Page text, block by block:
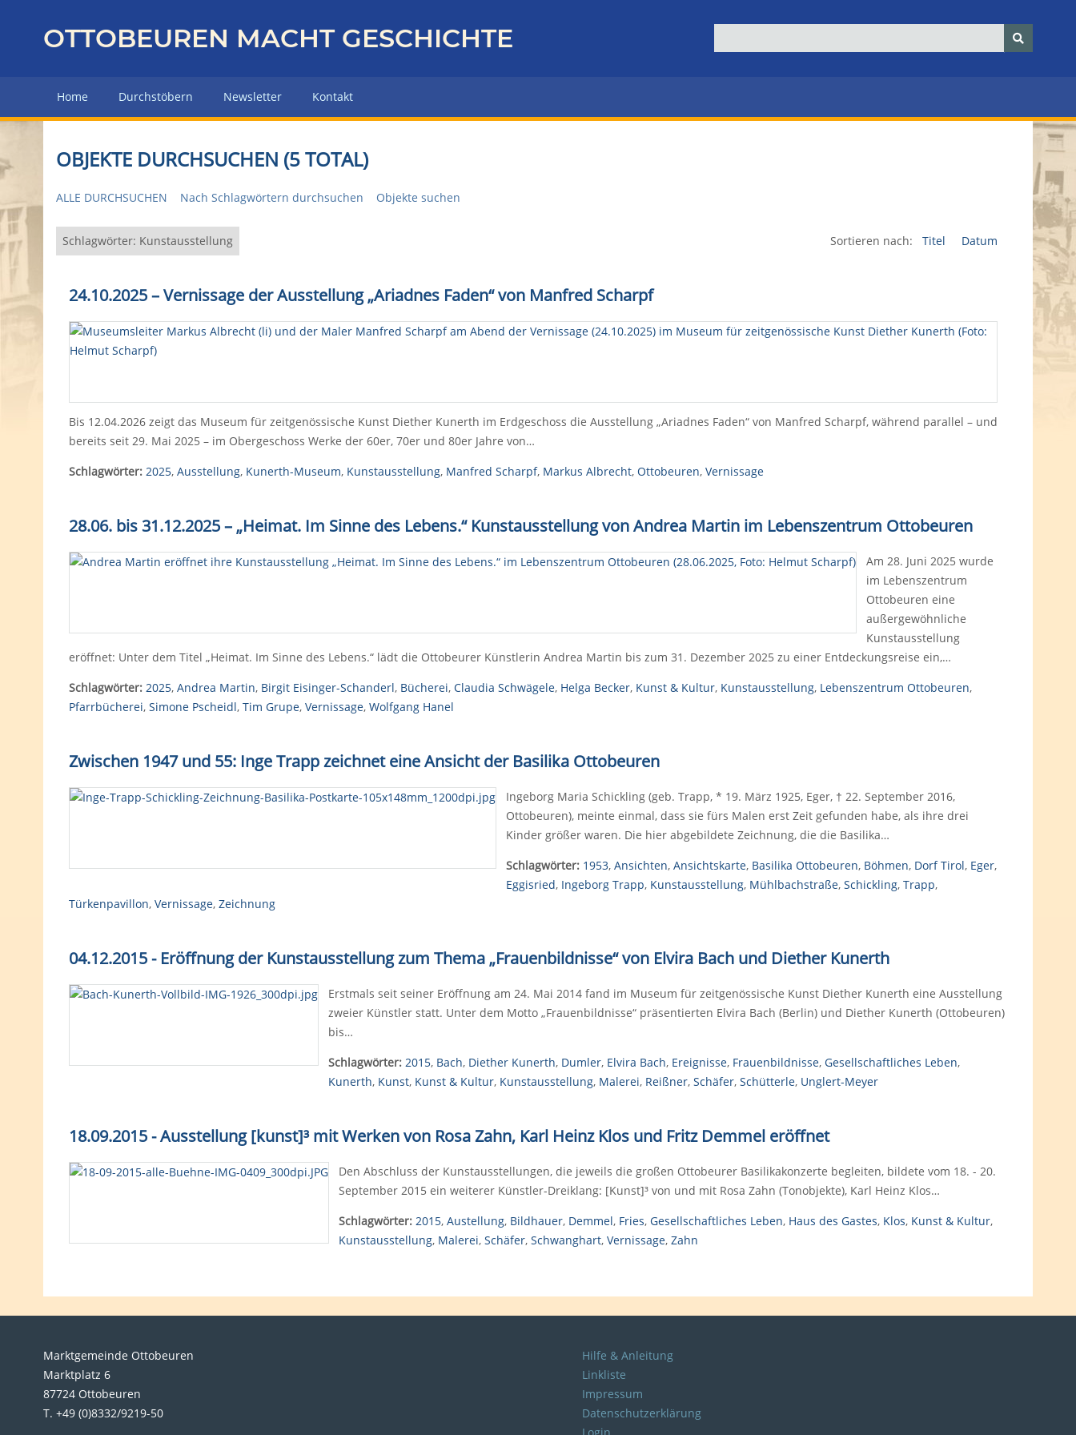
z
r
H
u
p
e
OTTOBEUREN MACHT GESCHICHTE
Home Durchstöbern Newsletter Kontakt
OBJEKTE DURCHSUCHEN (5 TOTAL)
ALLE DURCHSUCHEN Nach Schlagwörtern durchsuchen Objekte suchen
Schlagwörter: Kunstausstellung Sortieren nach: Titel Datum
24.10.2025 – Vernissage der Ausstellung „Ariadnes Faden“ von Manfred Scharpf
Bis 12.04.2026 zeigt das Museum für zeitgenössische Kunst Diether Kunerth im Erdgeschoss die Ausstellung „Ariadnes Faden“ von Manfred Scharpf, während parallel – und
bereits seit 29. Mai 2025 – im Obergeschoss Werke der 60er, 70er und 80er Jahre von…
Schlagwörter: 2025, Ausstellung, Kunerth-Museum, Kunstausstellung, Manfred Scharpf, Markus Albrecht, Ottobeuren, Vernissage
28.06. bis 31.12.2025 – „Heimat. Im Sinne des Lebens.“ Kunstausstellung von Andrea Martin im Lebenszentrum Ottobeuren
Am 28. Juni 2025 wurde
im Lebenszentrum
Ottobeuren eine
außergewöhnliche
Kunstausstellung
eröffnet: Unter dem Titel „Heimat. Im Sinne des Lebens.“ lädt die Ottobeurer Künstlerin Andrea Martin bis zum 31. Dezember 2025 zu einer Entdeckungsreise ein,…
Schlagwörter: 2025, Andrea Martin, Birgit Eisinger-Schanderl, Bücherei, Claudia Schwägele, Helga Becker, Kunst & Kultur, Kunstausstellung, Lebenszentrum Ottobeuren,
Pfarrbücherei, Simone Pscheidl, Tim Grupe, Vernissage, Wolfgang Hanel
Zwischen 1947 und 55: Inge Trapp zeichnet eine Ansicht der Basilika Ottobeuren
Ingeborg Maria Schickling (geb. Trapp, * 19. März 1925, Eger, † 22. September 2016,
Ottobeuren), meinte einmal, dass sie fürs Malen erst Zeit gefunden habe, als ihre drei
Kinder größer waren. Die hier abgebildete Zeichnung, die die Basilika…
Schlagwörter: 1953, Ansichten, Ansichtskarte, Basilika Ottobeuren, Böhmen, Dorf Tirol, Eger,
Eggisried, Ingeborg Trapp, Kunstausstellung, Mühlbachstraße, Schickling, Trapp,
Türkenpavillon, Vernissage, Zeichnung
04.12.2015 - Eröffnung der Kunstausstellung zum Thema „Frauenbildnisse“von Elvira Bach und Diether Kunerth
Erstmals seit seiner Eröffnung am 24. Mai 2014 fand im Museum für zeitgenössische Kunst Diether Kunerth eine Ausstellung
zweier Künstler statt. Unter dem Motto „Frauenbildnisse“ präsentierten Elvira Bach (Berlin) und Diether Kunerth (Ottobeuren)
bis…
Schlagwörter: 2015, Bach, Diether Kunerth, Dumler, Elvira Bach, Ereignisse, Frauenbildnisse, Gesellschaftliches Leben,
Kunerth, Kunst, Kunst & Kultur, Kunstausstellung, Malerei, Reißner, Schäfer, Schütterle, Unglert-Meyer
18.09.2015 - Ausstellung [kunst]³ mit Werken von Rosa Zahn, Karl Heinz Klos und Fritz Demmel eröffnet
Den Abschluss der Kunstausstellungen, die jeweils die großen Ottobeurer Basilikakonzerte begleiten, bildete vom 18. - 20.
September 2015 ein weiterer Künstler-Dreiklang: [Kunst]³ von und mit Rosa Zahn (Tonobjekte), Karl Heinz Klos…
Schlagwörter: 2015, Austellung, Bildhauer, Demmel, Fries, Gesellschaftliches Leben, Haus des Gastes, Klos, Kunst & Kultur,
Kunstausstellung, Malerei, Schäfer, Schwanghart, Vernissage, Zahn
Marktgemeinde Ottobeuren
Marktplatz 6
87724 Ottobeuren
T. +49 (0)8332/9219-50
Hilfe & Anleitung
Linkliste
Impressum
Datenschutzerklärung